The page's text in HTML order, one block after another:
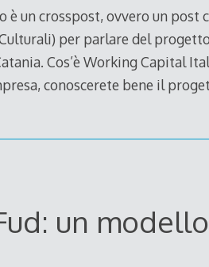
è un crosspost, ovvero un post
per parlare del
Cos’è Working Capital
conoscerete bene il
un